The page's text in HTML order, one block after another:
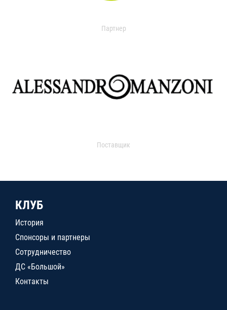
Партнер
Поставщик
КЛУБ
История
Спонсоры и партнеры
Сотрудничество
ДС «Большой»
Контакты